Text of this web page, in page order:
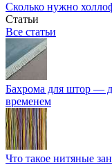
Сколько нужно
Статьи
Все статьи
Бахрома для штор —
временем
Что такое нитяные